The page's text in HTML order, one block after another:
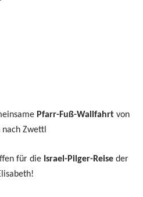
Pfarr-Fuß-Wallfahrt von
Zwettl
für die Israel-Pilger-Reise der